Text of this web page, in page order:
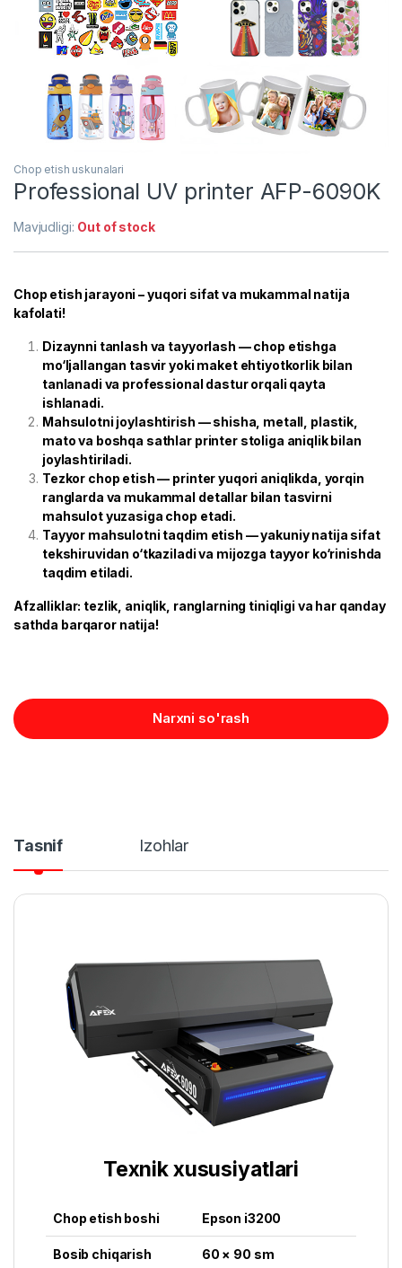
Chop etish uskunalari
Professional UV printer AFP-6090K
Mavjudligi: Out of stock
Chop etish jarayoni – yuqori sifat va mukammal natija
kafolati!
Dizaynni tanlash va tayyorlash — chop etishga
mo‘ljallangan tasvir yoki maket ehtiyotkorlik bilan
tanlanadi va professional dastur orqali qayta
ishlanadi.
Mahsulotni joylashtirish — shisha, metall, plastik,
mato va boshqa sathlar printer stoliga aniqlik bilan
joylashtiriladi.
Tezkor chop etish — printer yuqori aniqlikda, yorqin
ranglarda va mukammal detallar bilan tasvirni
mahsulot yuzasiga chop etadi.
Tayyor mahsulotni taqdim etish — yakuniy natija sifat
tekshiruvidan o‘tkaziladi va mijozga tayyor ko‘rinishda
taqdim etiladi.
Afzalliklar: tezlik, aniqlik, ranglarning tiniqligi va har qanday
sathda barqaror natija!
Narxni so'rash
Tasnif Izohlar
Texnik xususiyatlari
Chop etish boshi Epson i3200
Bosib chiqarish
60 × 90 sm